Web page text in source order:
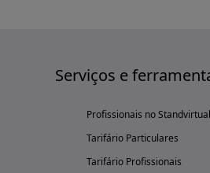
Serviços e
Profissionais no Standvirtual
Tarifário Particulares
Tarifário Profissionais